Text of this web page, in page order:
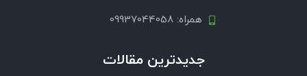
همراه: 09937044058
جدیدترین مقالات